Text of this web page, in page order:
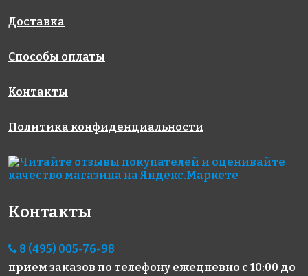
313x495
AKE185
Испания
313x495
AKE081
Испания
313x495
AKE026
Испания
313x495
Доставка
Способы оплаты
Контакты
Политика конфиденциальности
Контакты
8 (495) 005-76-98
прием заказов по телефону ежедневно с 10:00 до